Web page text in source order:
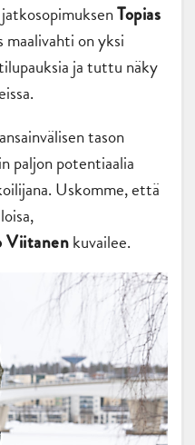
Topias
maalivahti on yksi
ja tuttu näky
tason
paljon potentiaalia
Uskomme, että
Viitanenkuvailee.